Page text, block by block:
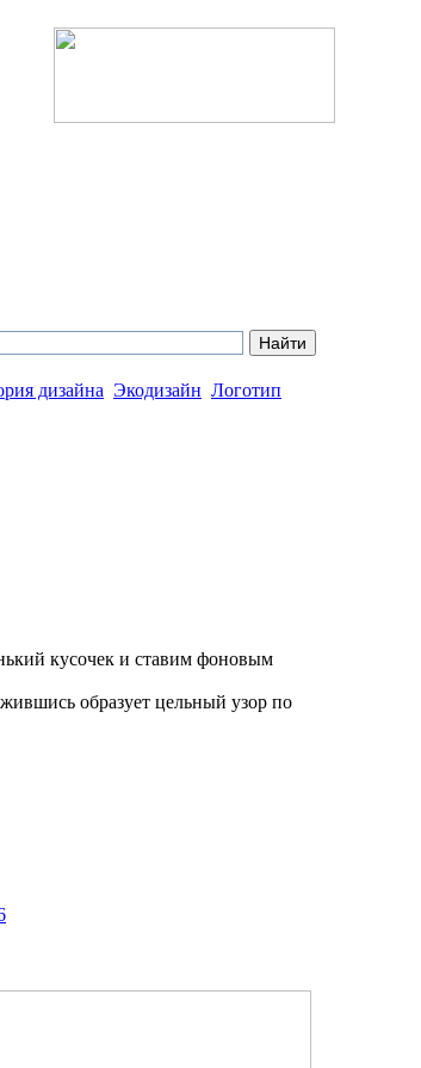
дизайна Экодизайн Логотип
кусочек и ставим фоновым
образует цельный узор по